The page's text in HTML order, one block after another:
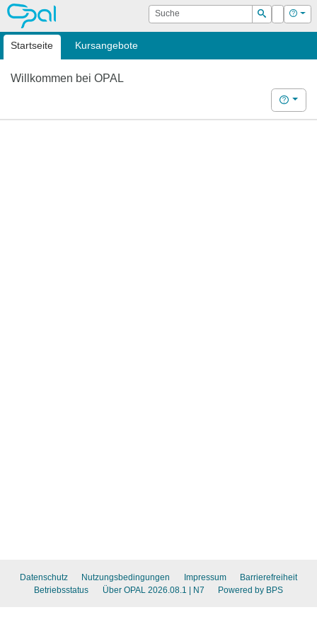
OPAL Suche
Suchen
Login Hilfe
Startseite Kursangebote
Willkommen bei OPAL
Hilfe
Datenschutz Nutzungsbedingungen Impressum
Barrierefreiheit
Betriebsstatus
Über OPAL 2026.08.1 | N7 Powered by BPS